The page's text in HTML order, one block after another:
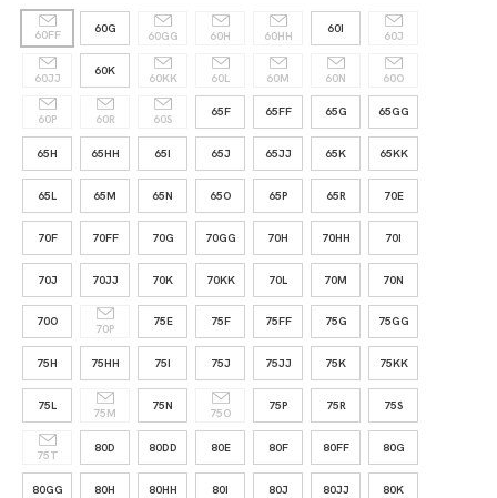
60FF 60G
60GG 60H 60HH
60I
60J
60JJ
60K
60KK 60L 60M 60N 60O
60P 60R 60S
65F 65FF 65G 65GG
65H 65HH 65I 65J 65JJ 65K 65KK
65L 65M 65N 65O 65P 65R 70E
70F 70FF 70G 70GG 70H 70HH 70I
70J 70JJ 70K 70KK 70L 70M 70N
70O
70P
75E 75F 75FF 75G 75GG
75H 75HH 75I 75J 75JJ 75K 75KK
75L
75M
75N
75O
75P 75R 75S
75T
80D 80DD 80E 80F 80FF 80G
80GG 80H 80HH 80I 80J 80JJ 80K